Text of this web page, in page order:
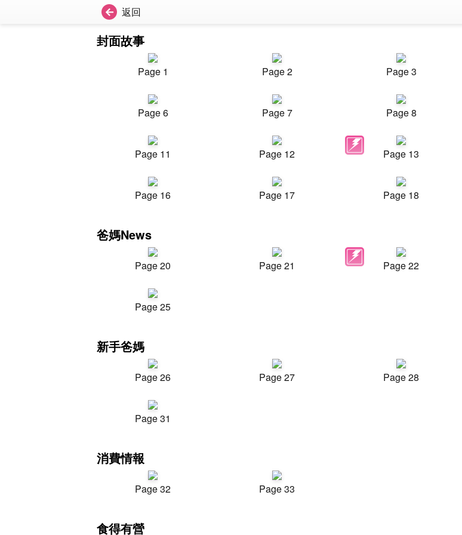
返回
封面故事
Page 1 Page 2 Page 3
Page 6 Page 7 Page 8
Page 11 Page 12 Page 13
Page 16 Page 17 Page 18
爸媽News
Page 20 Page 21 Page 22
Page 25
新手爸媽
Page 26 Page 27 Page 28
Page 31
消費情報
Page 32 Page 33
食得有營